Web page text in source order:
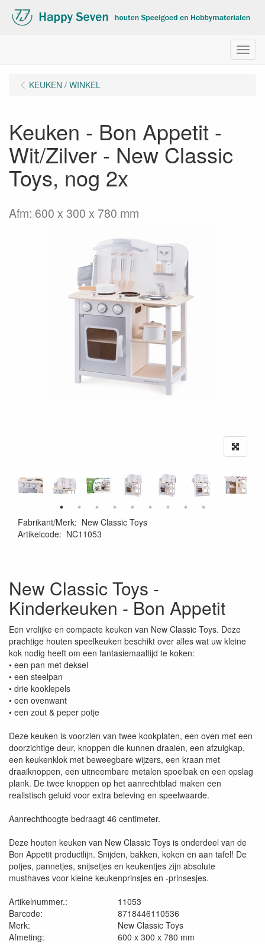
Menu
KEUKEN / WINKEL
Keuken - Bon Appetit -
Wit/Zilver - New Classic
Toys, nog 2x
Afm: 600 x 300 x 780 mm
Fabrikant/Merk: New Classic Toys
Artikelcode: NC11053
New Classic Toys -
Kinderkeuken - Bon Appetit
Een vrolijke en compacte keuken van New Classic Toys. Deze
prachtige houten speelkeuken beschikt over alles wat uw kleine
kok nodig heeft om een fantasiemaaltijd te koken:
• een pan met deksel
• een steelpan
• drie kooklepels
• een ovenwant
• een zout & peper potje
Deze keuken is voorzien van twee kookplaten, een oven met een
doorzichtige deur, knoppen die kunnen draaien, een afzuigkap,
een keukenklok met beweegbare wijzers, een kraan met
draaiknoppen, een uitneembare metalen spoelbak en een opslag
plank. De twee knoppen op het aanrechtblad maken een
realistisch geluid voor extra beleving en speelwaarde.
Aanrechthoogte bedraagt 46 centimeter.
Deze houten keuken van New Classic Toys is onderdeel van de
Bon Appetit productlijn. Snijden, bakken, koken en aan tafel! De
potjes, pannetjes, snijsetjes en keukentjes zijn absolute
musthaves voor kleine keukenprinsjes en -prinsesjes.
Artikelnummer.:
11053
Barcode:
8718446110536
Merk:
New Classic Toys
Afmeting:
600 x 300 x 780 mm